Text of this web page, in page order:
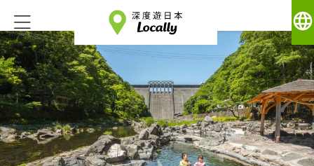
language